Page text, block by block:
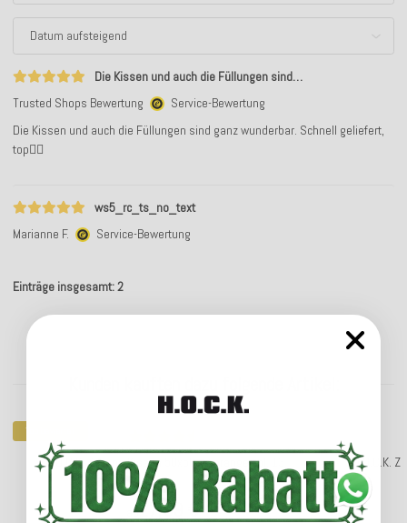
Die Kissen und auch die Füllungen sind…
Trusted Shops Bewertung
Service-Bewertung
Die Kissen und auch die Füllungen sind ganz wunderbar. Schnell geliefert,
top👍🏻
ws5_rc_ts_no_text
Marianne F.
Service-Bewertung
Einträge insgesamt: 2
Top bewertet
H.O.C.K. Zircono Kissen 50x50cm orange col. 13
ab27,99 €
H.O.C.K.